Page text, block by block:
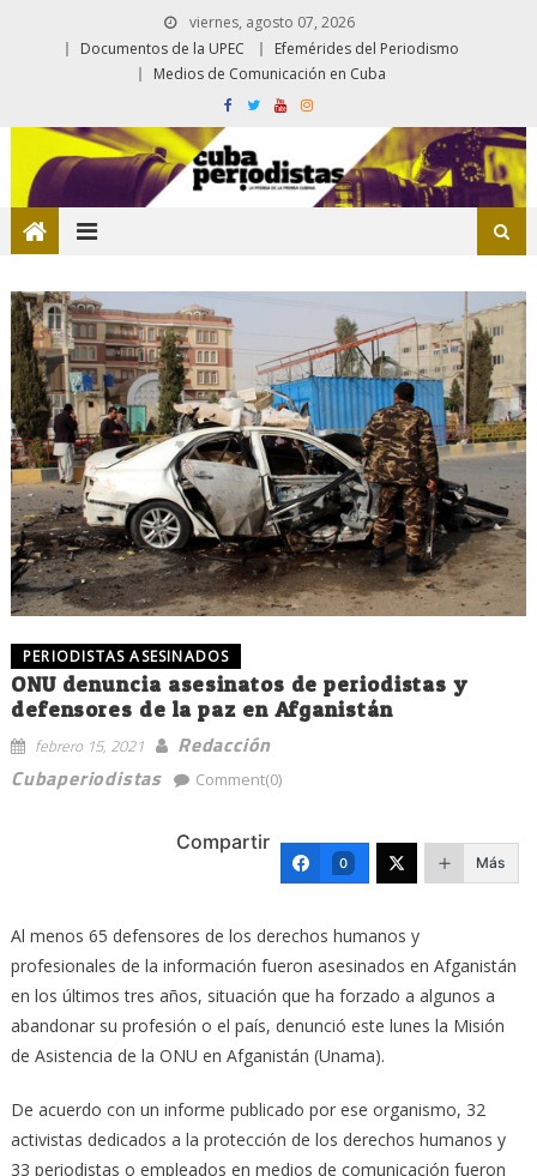
viernes, agosto 07, 2026
Documentos de la UPEC
Efemérides del Periodismo
Medios de Comunicación en Cuba
PERIODISTAS ASESINADOS
ONU denuncia asesinatos de periodistas y
defensores de la paz en Afganistán
febrero 15, 2021
Redacción
Cubaperiodistas
Comment(0)
Compartir
0 Más
Al menos 65 defensores de los derechos humanos y
profesionales de la información fueron asesinados en Afganistán
en los últimos tres años, situación que ha forzado a algunos a
abandonar su profesión o el país, denunció este lunes la Misión
de Asistencia de la ONU en Afganistán (Unama).
De acuerdo con un informe publicado por ese organismo, 32
activistas dedicados a la protección de los derechos humanos y
33 periodistas o empleados en medios de comunicación fueron